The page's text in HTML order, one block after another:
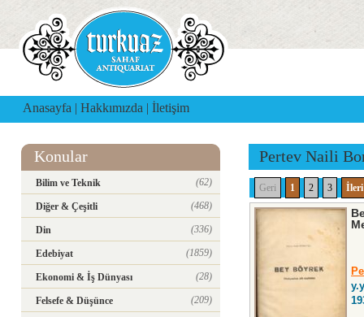
Anasayfa | Hakkımızda | İletişim
Konular
Bilim ve Teknik (62)
Diğer & Çeşitli (468)
Din (336)
Edebiyat (1859)
Ekonomi & İş Dünyası (28)
Felsefe & Düşünce (209)
Pertev Naili
Geri 1 2 3 İleri